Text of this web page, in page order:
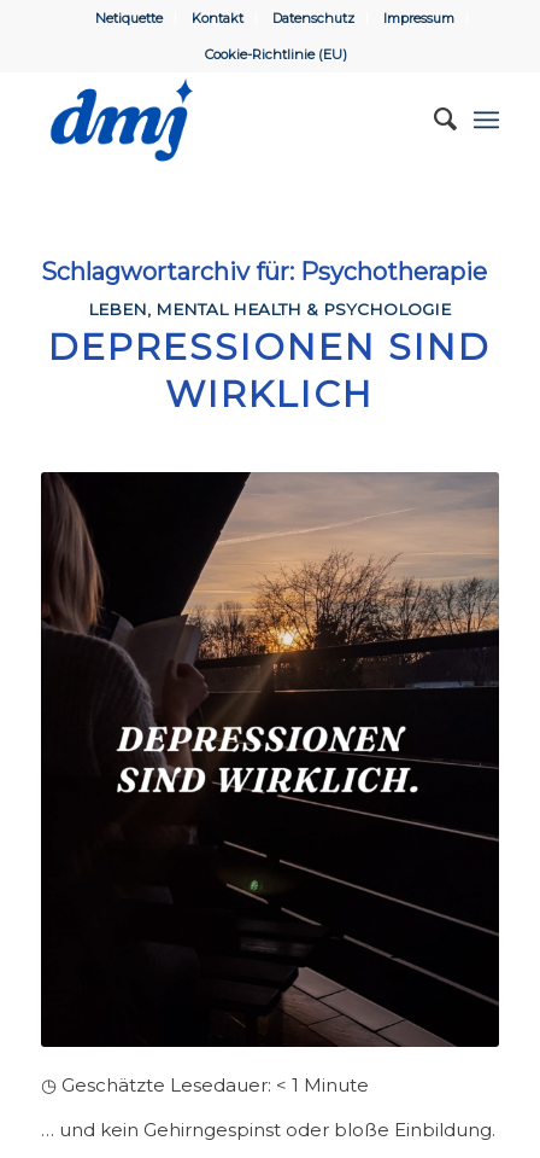
Netiquette Kontakt Datenschutz Impressum
Cookie-Richtlinie (EU)
Schlagwortarchiv für: Psychotherapie
LEBEN, MENTAL HEALTH & PSYCHOLOGIE
DEPRESSIONEN SIND
WIRKLICH
◷ Geschätzte Lesedauer: < 1 Minute
… und kein Gehirngespinst oder bloße Einbildung.